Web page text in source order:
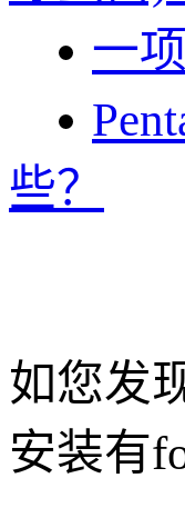
一
些？
如您发
安装有